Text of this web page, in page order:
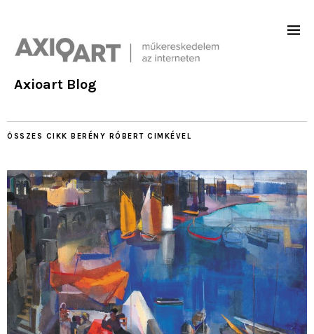
Axioart Blog
ÖSSZES CIKK BERÉNY RÓBERT CIMKÉVEL